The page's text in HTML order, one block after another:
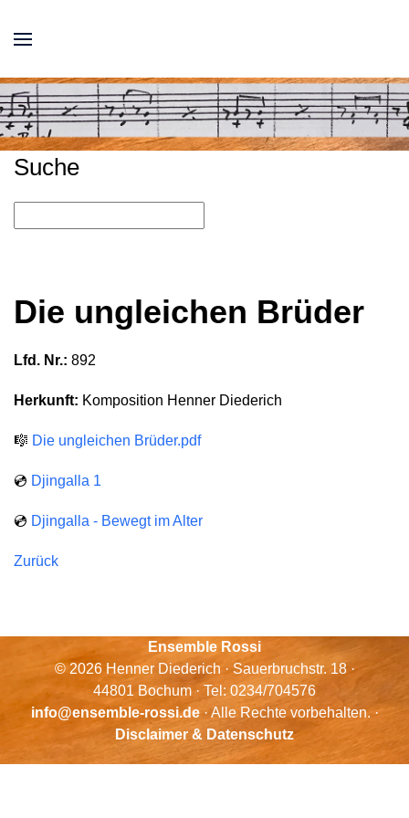
Suche
Die ungleichen Brüder
Lfd. Nr.: 892
Herkunft: Komposition Henner Diederich
🎼 Die ungleichen Brüder.pdf
💿 Djingalla 1
💿 Djingalla - Bewegt im Alter
Zurück
Ensemble Rossi
© 2026 Henner Diederich · Sauerbruchstr. 18 ·
44801 Bochum · Tel: 0234/704576
info@ensemble-rossi.de· Alle Rechte vorbehalten. ·
Disclaimer & Datenschutz